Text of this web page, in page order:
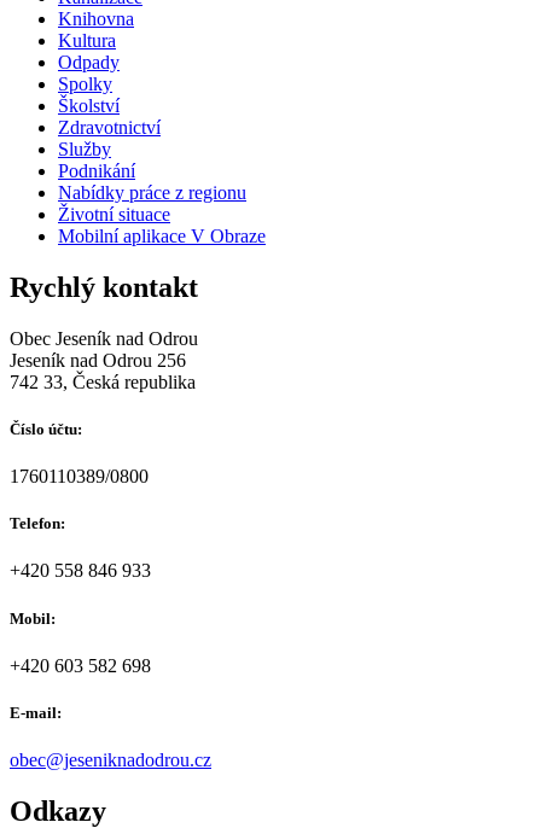
Knihovna
Kultura
Odpady
Spolky
Školství
Zdravotnictví
Služby
Podnikání
Nabídky práce z regionu
Životní situace
Mobilní aplikace V Obraze
Rychlý kontakt
Obec Jeseník nad Odrou
Jeseník nad Odrou 256
742 33, Česká republika
Číslo účtu:
1760110389/0800
Telefon:
+420 558 846 933
Mobil:
+420 603 582 698
E-mail:
obec@jeseniknadodrou.cz
Odkazy